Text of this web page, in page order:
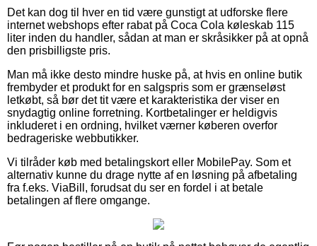
Det kan dog til hver en tid være gunstigt at udforske flere
internet webshops efter rabat på Coca Cola køleskab 115
liter inden du handler, sådan at man er skråsikker på at opnå
den prisbilligste pris.
Man må ikke desto mindre huske på, at hvis en online butik
frembyder et produkt for en salgspris som er grænseløst
letkøbt, så bør det tit være et karakteristika der viser en
snydagtig online forretning. Kortbetalinger er heldigvis
inkluderet i en ordning, hvilket værner køberen overfor
bedrageriske webbutikker.
Vi tilråder køb med betalingskort eller MobilePay. Som et
alternativ kunne du drage nytte af en løsning på afbetaling
fra f.eks. ViaBill, forudsat du ser en fordel i at betale
betalingen af flere omgange.